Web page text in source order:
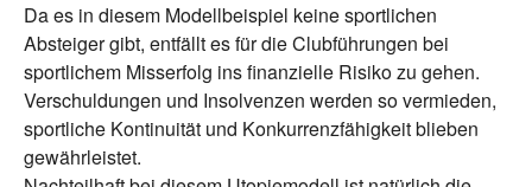
Da es in diesem Modellbeispiel keine sportlichen
Absteiger gibt, entfällt es für die Clubführungen bei
sportlichem Misserfolg ins finanzielle Risiko zu gehen.
Verschuldungen und Insolvenzen werden so vermieden,
sportliche Kontinuität und Konkurrenzfähigkeit blieben
gewährleistet.